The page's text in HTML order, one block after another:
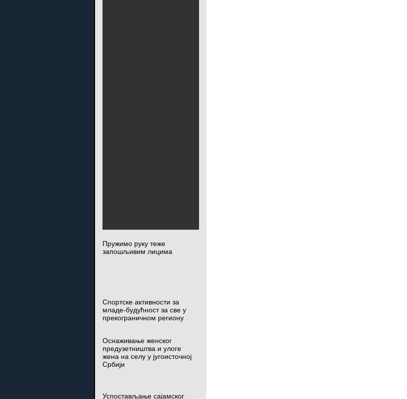
Пружимо руку теже
запошљивим лицима
Спортске активности за
младе-будућност за све у
прекограничном региону
Оснаживање женског
предузетништва и улоге
жена на селу у југоисточној
Србији
Успостављање сајамског